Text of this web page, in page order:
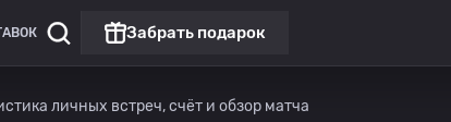
Забрать подарок
личных встреч, счёт и обзор матча